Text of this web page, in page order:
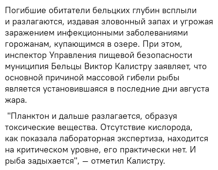
Погибшие обитатели бельцких глубин всплыли
и разлагаются, издавая зловонный запах и угрожая
заражением инфекционными заболеваниями
горожанам, купающимся в озере. При этом,
инспектор Управления пищевой безопасности
муниципия Бельцы Виктор Калистру заявляет, что
основной причиной массовой гибели рыбы
является установившаяся в последние дни августа
жара.
"Планктон и дальше разлагается, образуя
токсические вещества. Отсутствие кислорода,
как показала лабораторная экспертиза, находится
на критическом уровне, его практически нет. И
рыба задыхается", — отметил Калистру.